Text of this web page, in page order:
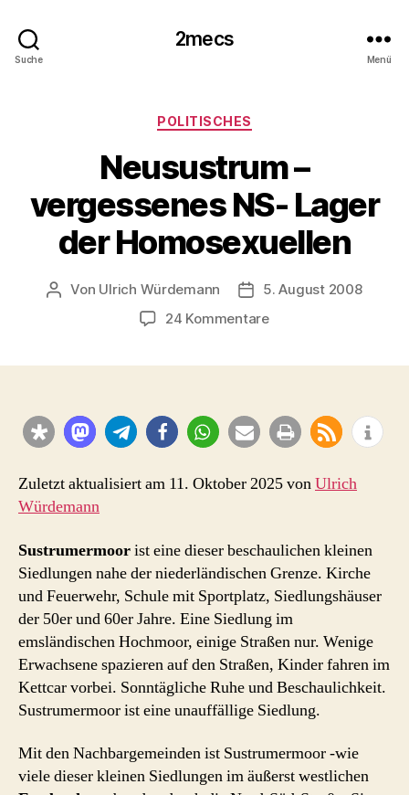
Suche
2mecs
Menü
Kategorien
POLITISCHES
Neusustrum –
vergessenes NS- Lager
der Homosexuellen
Beitragsautor
Von Ulrich Würdemann Beitragsdatum
5. August 2008
24 Kommentarezu
Lager
der
Zuletzt aktualisiert am 11. Oktober 2025 vonUlrich
Würdemann
Sustrumermoorist eine dieser beschaulichen kleinen
Siedlungen nahe der niederländischen Grenze. Kirche
und Feuerwehr, Schule mit Sportplatz, Siedlungshäuser
der 50er und 60er Jahre. Eine Siedlung im
emsländischen Hochmoor, einige Straßen nur. Wenige
Erwachsene spazieren auf den Straßen, Kinder fahren im
Kettcar vorbei. Sonntägliche Ruhe und Beschaulichkeit.
Sustrumermoor ist eine unauffällige Siedlung.
Mit den Nachbargemeinden ist Sustrumermoor -wie
viele dieser kleinen Siedlungen im äußerst westlichen